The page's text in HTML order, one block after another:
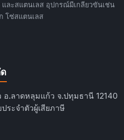
และสแตนเลส อุปกรณ์มีเกลียวขันเช่น
โซ่สแตนเลส
อ.ลาดหลุมแก้ว จ.ปทุมธานี 12140
ระจำตัวผู้เสียภาษี